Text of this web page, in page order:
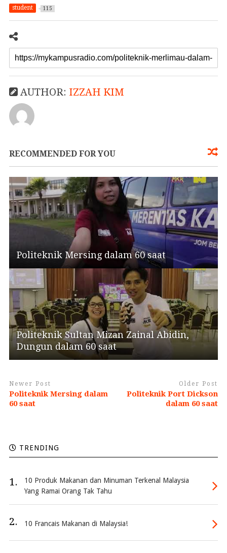
student 115
AUTHOR: IZZAH KIM
RECOMMENDED FOR YOU
Politeknik Mersing dalam 60 saat
Politeknik Sultan Mizan Zainal Abidin,
Dungun dalam 60 saat
Newer Post
Politeknik Mersing dalam
60 saat
Older Post
Politeknik Port Dickson
dalam 60 saat
TRENDING
1.
10 Produk Makanan dan Minuman Terkenal Malaysia
Yang Ramai Orang Tak Tahu
2. 10 Francais Makanan di Malaysia!